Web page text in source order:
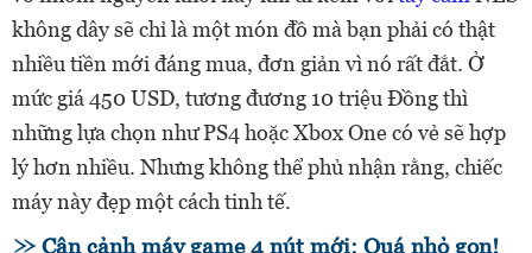
không dây sẽ chỉ là một món đồ mà bạn phải có thật
nhiều tiền mới đáng mua, đơn giản vì nó rất đắt. Ở
mức giá 450 USD, tương đương 10 triệu Đồng thì
những lựa chọn như PS4 hoặc Xbox One có vẻ sẽ hợp
lý hơn nhiều. Nhưng không thể phủ nhận rằng, chiếc
máy này đẹp một cách tinh tế.
Cận cảnh máy game 4 nút mới: Quá nhỏ gọn!